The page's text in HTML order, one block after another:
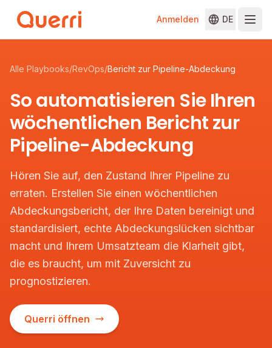
Anmelden DE
Alle Playbooks/RevOps/Bericht zur Pipeline-Abdeckung
So automatisieren Sie Ihren
wöchentlichen Bericht zur
Pipeline-Abdeckung
Hören Sie auf, den Zustand Ihrer Pipeline zu
erraten. Erstellen Sie einen wöchentlichen
Abdeckungsbericht, der Ihre Daten bereinigt und
standardisiert, echte Abdeckungslücken sichtbar
macht und Ihrem Umsatzteam die Klarheit gibt,
die es braucht, um mit Zuversicht zu
prognostizieren.
Querri öffnen